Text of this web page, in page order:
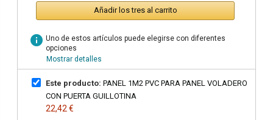
Añadir los tres al carrito
info Uno de estos artículos puede elegirse con diferentes
opciones
Mostrar detalles
Este producto: PANEL 1M2 PVC PARA PANEL VOLADERO
CON PUERTA GUILLOTINA
22,42 €